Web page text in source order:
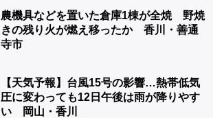
農機具などを置いた倉庫1棟が全焼 野焼
きの残り火が燃え移ったか 香川・善通
寺市
【天気予報】台風15号の影響…熱帯低気
圧に変わっても12日午後は雨が降りやす
い 岡山・香川